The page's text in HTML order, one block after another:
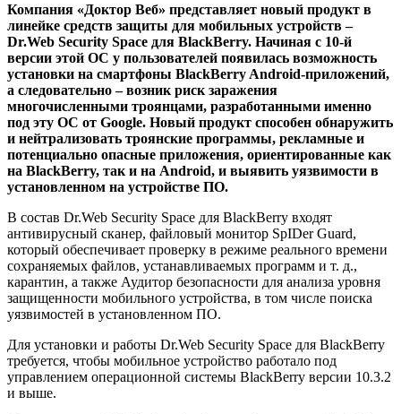
Компания «Доктор Веб» представляет новый продукт в
линейке средств защиты для мобильных устройств –
Dr.Web Security Space для BlackBerry. Начиная с 10-й
версии этой ОС у пользователей появилась возможность
установки на смартфоны BlackBerry Android-приложений,
а следовательно – возник риск заражения
многочисленными троянцами, разработанными именно
под эту ОС от Google. Новый продукт способен обнаружить
и нейтрализовать троянские программы, рекламные и
потенциально опасные приложения, ориентированные как
на BlackBerry, так и на Android, и выявить уязвимости в
установленном на устройстве ПО.
В состав Dr.Web Security Space для BlackBerry входят
антивирусный сканер, файловый монитор SpIDer Guard,
который обеспечивает проверку в режиме реального времени
сохраняемых файлов, устанавливаемых программ и т. д.,
карантин, а также Аудитор безопасности для анализа уровня
защищенности мобильного устройства, в том числе поиска
уязвимостей в установленном ПО.
Для установки и работы Dr.Web Security Space для BlackBerry
требуется, чтобы мобильное устройство работало под
управлением операционной системы BlackBerry версии 10.3.2
и выше.